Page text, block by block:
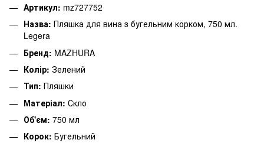
Артикул: mz727752
Назва: Пляшка для вина з бугельним корком, 750 мл.
Legera
Бренд: MAZHURA
Колір: Зелений
Тип: Пляшки
Матеріал: Скло
Об'єм: 750 мл
Корок: Бугельний